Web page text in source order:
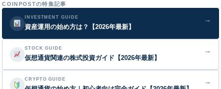
COINPOSTの特集記事
INVESTMENT GUIDE
資産運用の始め方は？【2026年最新】
→
STOCK GUIDE
仮想通貨関連の株式投資ガイド【2026年最新】
→
CRYPTO GUIDE →